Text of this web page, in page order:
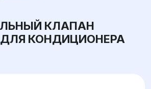
КЛАПАН
ДЛЯ КОНДИЦИОНЕРА